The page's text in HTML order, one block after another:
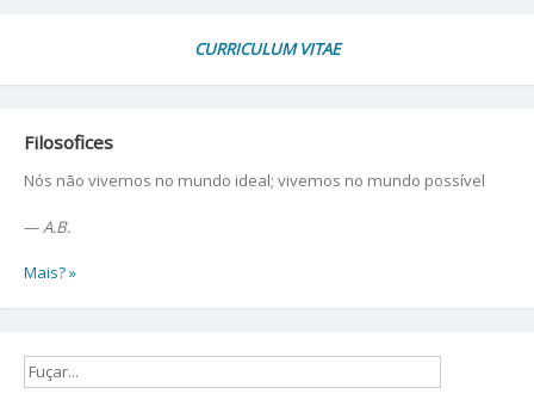
CURRICULUM VITAE
Filosofices
Nós não vivemos no mundo ideal; vivemos no mundo possível
—A.B.
Mais? »